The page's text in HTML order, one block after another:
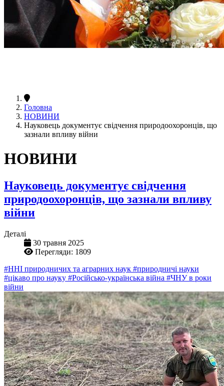
Головна
НОВИНИ
Науковець документує свідчення природоохоронців, що
зазнали впливу війни
НОВИНИ
Науковець документує свідчення
природоохоронців, що зазнали впливу
війни
Деталі
30 травня 2025
Перегляди: 1809
#ННІ природничих та аграрних наук #природничі науки
#цікаво про науку #Російсько-українська війна #ЧНУ в роки
війни